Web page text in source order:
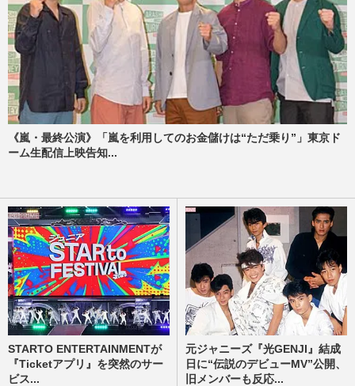
《嵐・最終公演》「嵐を利用してのお金儲けは“ただ乗り”」東京ド
ーム生配信上映告知...
STARTO ENTERTAINMENTが
『Ticketアプリ』を突然のサー
ビス...
元ジャニーズ『光GENJI』結成
日に“伝説のデビューMV”公開、
旧メンバーも反応...